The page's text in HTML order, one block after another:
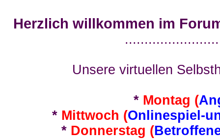
Herzlich willkommen im
Unsere virtuellen
* Montag (
* Mittwoch (Onlinespiel-
* Donnerstag (